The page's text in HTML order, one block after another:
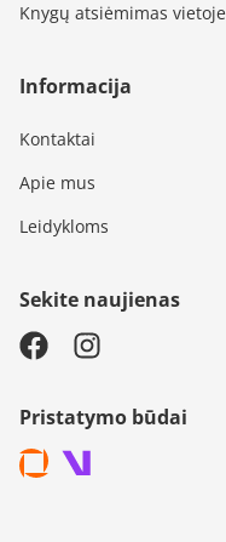
Knygų atsiėmimas vietoje
Informacija
Kontaktai
Apie mus
Leidykloms
Sekite naujienas
Pristatymo būdai